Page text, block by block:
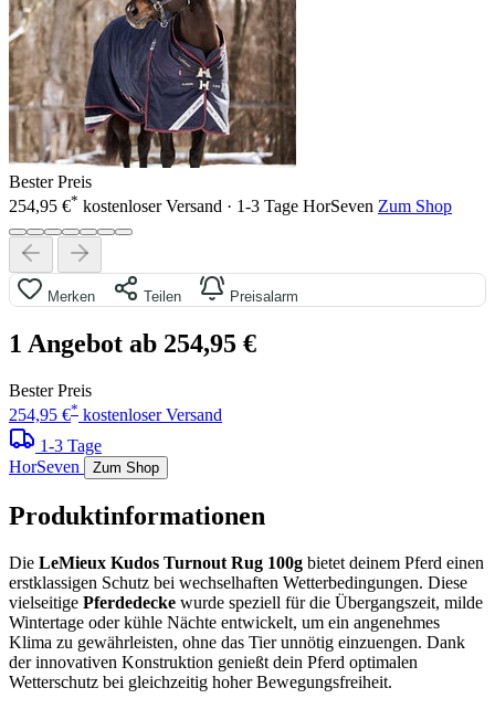
Bester Preis
254,95 €* kostenloser Versand · 1-3 Tage HorSeven Zum Shop
Merken Teilen Preisalarm
1 Angebot ab 254,95 €
Bester Preis
254,95 €* kostenloser Versand
1-3 Tage
HorSeven
Zum Shop
Produktinformationen
Die LeMieux Kudos Turnout Rug 100g bietet deinem Pferd einen
erstklassigen Schutz bei wechselhaften Wetterbedingungen. Diese
vielseitige Pferdedecke wurde speziell für die Übergangszeit, milde
Wintertage oder kühle Nächte entwickelt, um ein angenehmes
Klima zu gewährleisten, ohne das Tier unnötig einzuengen. Dank
der innovativen Konstruktion genießt dein Pferd optimalen
Wetterschutz bei gleichzeitig hoher Bewegungsfreiheit.